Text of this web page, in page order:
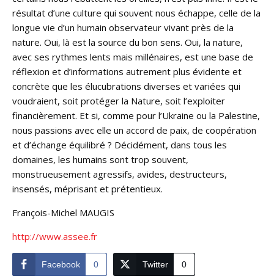
résultat d’une culture qui souvent nous échappe, celle de la
longue vie d’un humain observateur vivant près de la
nature. Oui, là est la source du bon sens. Oui, la nature,
avec ses rythmes lents mais millénaires, est une base de
réflexion et d’informations autrement plus évidente et
concrète que les élucubrations diverses et variées qui
voudraient, soit protéger la Nature, soit l’exploiter
financièrement. Et si, comme pour l’Ukraine ou la Palestine,
nous passions avec elle un accord de paix, de coopération
et d’échange équilibré ? Décidément, dans tous les
domaines, les humains sont trop souvent,
monstrueusement agressifs, avides, destructeurs,
insensés, méprisant et prétentieux.
François-Michel MAUGIS
http://www.assee.fr
Facebook 0 Twitter 0